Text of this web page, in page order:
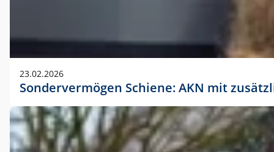
23.02.2026
Sondervermögen Schiene: AKN mit